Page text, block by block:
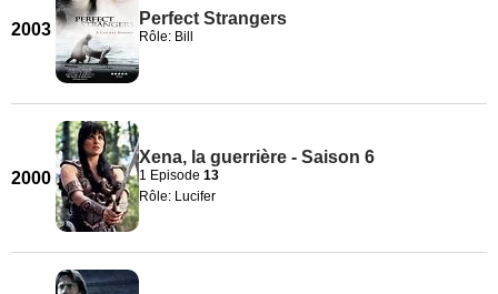
2003
Perfect Strangers
Rôle: Bill
2000
Xena, la guerrière - Saison 6
1 Episode 13
Rôle: Lucifer